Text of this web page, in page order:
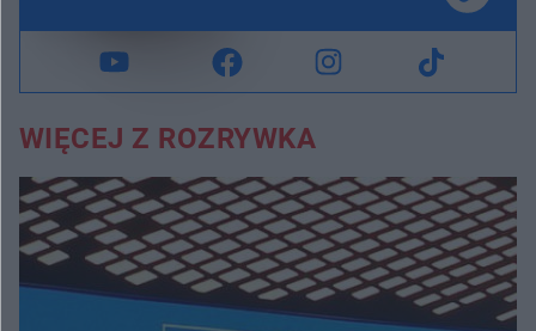
WIĘCEJ Z ROZRYWKA